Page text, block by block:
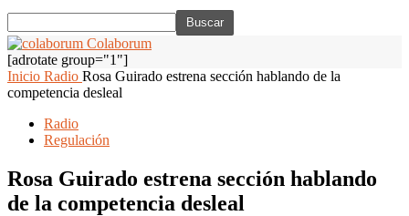
Colaborum
[adrotate group="1"]
Inicio Radio Rosa Guirado estrena sección hablando de la
competencia desleal
Radio
Regulación
Rosa Guirado estrena sección hablando
de la competencia desleal